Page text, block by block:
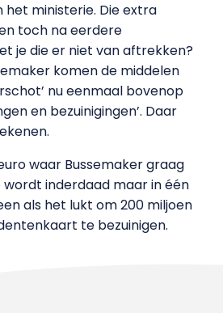
ministerie. Die extra
toch na eerdere
je die er niet van aftrekken?
komen de middelen
nu eenmaal bovenop
en bezuinigingen’. Daar
waar Bussemaker graag
inderdaad maar in één
als het lukt om 200 miljoen
te bezuinigen.